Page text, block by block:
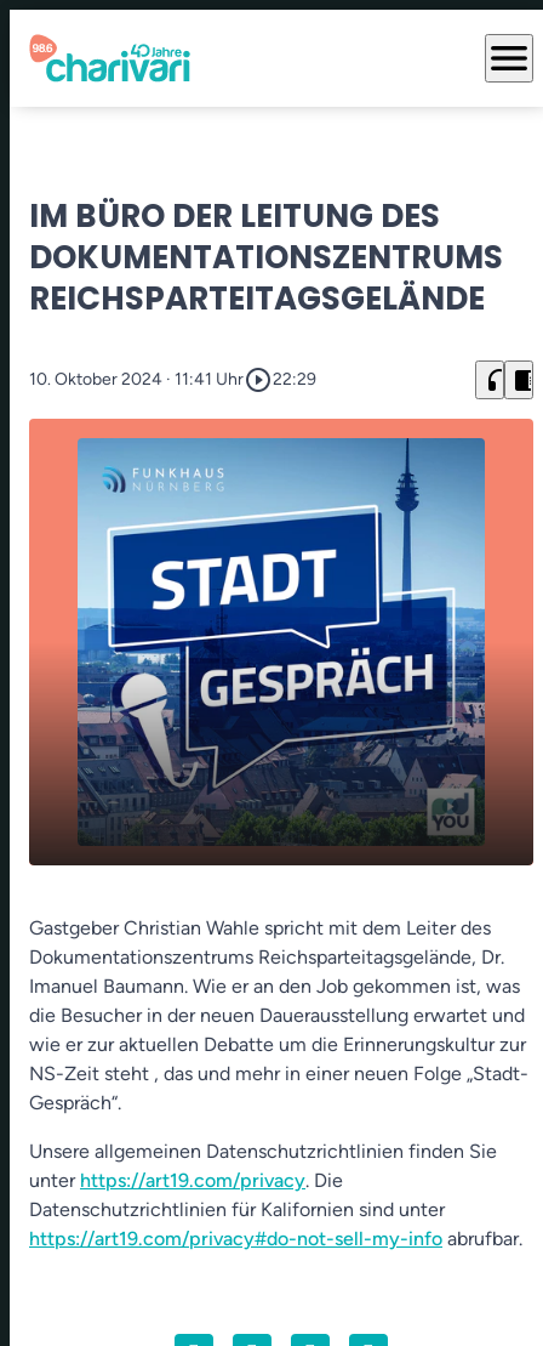
menu
IM BÜRO DER LEITUNG DES
DOKUMENTATIONSZENTRUMS
REICHSPARTEITAGSGELÄNDE
10. Oktober 2024 · 11:41 Uhrplay_circle_outline22:29 headphones chrome_reader_mode
play_arrow Dokumentationszentrums
Reichsparteitagsgelände
00:00 22:29
Gastgeber Christian Wahle spricht mit dem Leiter des
Dokumentationszentrums Reichsparteitagsgelände, Dr.
Imanuel Baumann. Wie er an den Job gekommen ist, was
die Besucher in der neuen Dauerausstellung erwartet und
wie er zur aktuellen Debatte um die Erinnerungskultur zur
NS-Zeit steht , das und mehr in einer neuen Folge „Stadt-
Gespräch“.
Unsere allgemeinen Datenschutzrichtlinien finden Sie
unter https://art19.com/privacy. Die
Datenschutzrichtlinien für Kalifornien sind unter
https://art19.com/privacy#do-not-sell-my-info abrufbar.